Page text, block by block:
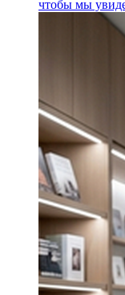
чтобы мы